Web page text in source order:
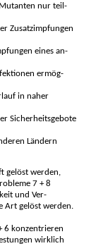
nur teil­
Zusatz­impfungen
eines an­
ermög­
in naher
Sicherheits­gebote
Ländern
gelöst werden,
7 + 8
und Ver­
Art gelöst werden.
6 konzen­trieren
wirklich